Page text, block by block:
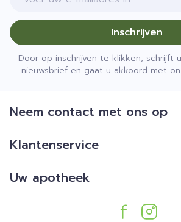
Inschrijven
Door op inschrijven te klikken, schrijft
nieuwsbrief en gaat u akkoord met
Neem contact met ons op
Klantenservice
Uw apotheek